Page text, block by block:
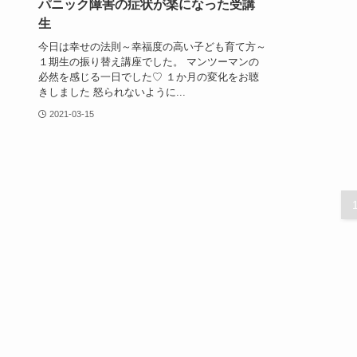
パニック障害の症状が楽になった受講
生
今日は幸せの法則～幸福度の高い子ども育て方～
１期生の振り替え講座でした。 マンツーマンの
必然を感じる一日でした♡ １か月の変化をお聴
きしました 怒られないように...
2021-03-15
1